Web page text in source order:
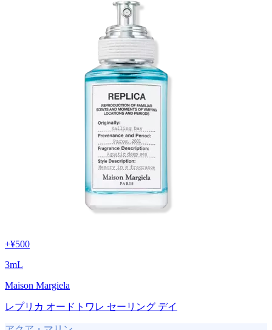
+¥500
3mL
Maison Margiela
レプリカ オードトワレ セーリング デイ